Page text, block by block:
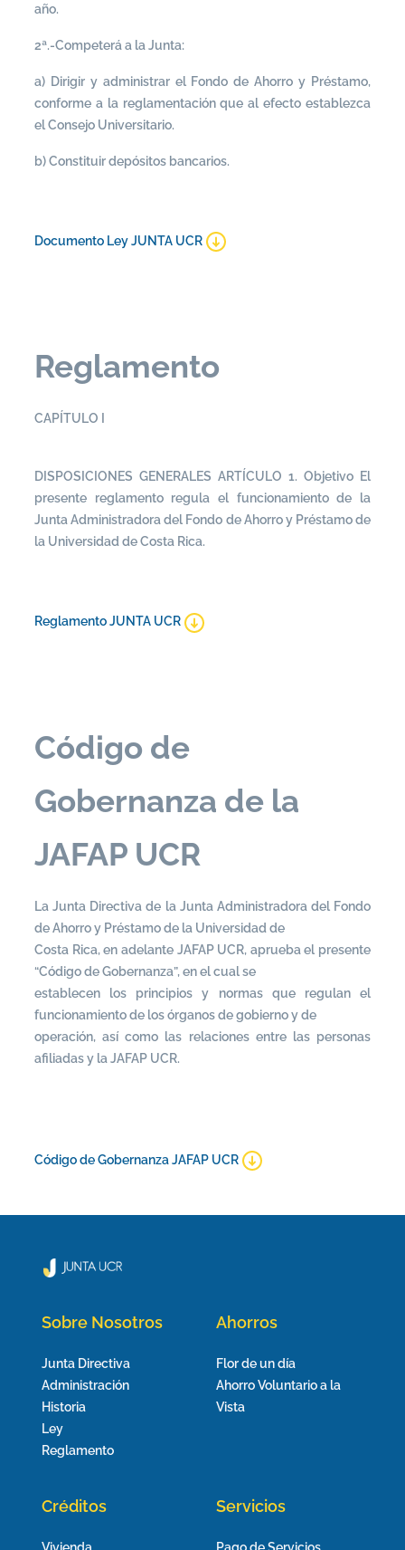
año.
2ª.-Competerá a la Junta:
a) Dirigir y administrar el Fondo de Ahorro y Préstamo,
conforme a la reglamentación que al efecto establezca
el Consejo Universitario.
b) Constituir depósitos bancarios.
Documento Ley JUNTA UCR
Reglamento
CAPÍTULO I
DISPOSICIONES GENERALES ARTÍCULO 1. Objetivo El
presente reglamento regula el funcionamiento de la
Junta Administradora del Fondo de Ahorro y Préstamo de
la Universidad de Costa Rica.
Reglamento JUNTA UCR
Código de
Gobernanza de la
JAFAP UCR
La Junta Directiva de la Junta Administradora del Fondo
de Ahorro y Préstamo de la Universidad de
Costa Rica, en adelante JAFAP UCR, aprueba el presente
“Código de Gobernanza”, en el cual se
establecen los principios y normas que regulan el
funcionamiento de los órganos de gobierno y de
operación, así como las relaciones entre las personas
afiliadas y la JAFAP UCR.
Código de Gobernanza JAFAP UCR
Sobre Nosotros
Junta Directiva
Administración
Historia
Ley
Reglamento
Ahorros
Flor de un día
Ahorro Voluntario a la
Vista
Créditos Servicios